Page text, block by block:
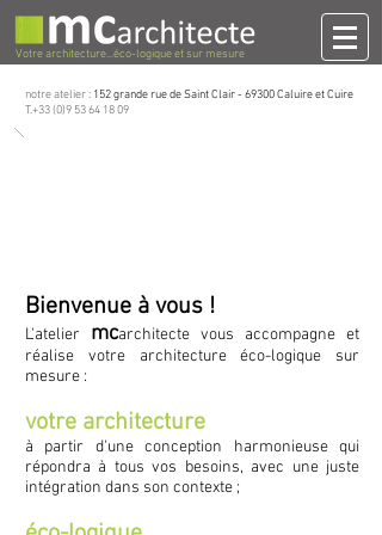
Votre architecture...éco-logique et sur mesure
notre atelier : 152 grande rue de Saint Clair -69300 Caluire et Cuire
T.+33 (0)9 53 64 18 09
Bienvenue à vous !
L'atelier mcarchitecte vous accompagne et
réalise votre architecture éco-logique sur
mesure : ​
votre architecture
à partir d'une conception harmonieuse qui
répondra à tous vos besoins, avec une juste
intégration dans son contexte ;